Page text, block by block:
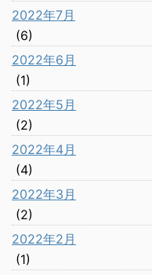
2022年7月
(6)
2022年6月
(1)
2022年5月
(2)
2022年4月
(4)
2022年3月
(2)
2022年2月
(1)